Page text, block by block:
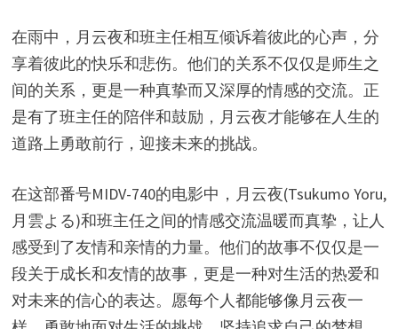
在雨中，月云夜和班主任相互倾诉着彼此的心声，分
享着彼此的快乐和悲伤。他们的关系不仅仅是师生之
间的关系，更是一种真挚而又深厚的情感的交流。正
是有了班主任的陪伴和鼓励，月云夜才能够在人生的
道路上勇敢前行，迎接未来的挑战。
在这部番号MIDV-740的电影中，月云夜(Tsukumo Yoru,
月雲よる)和班主任之间的情感交流温暖而真挚，让人
感受到了友情和亲情的力量。他们的故事不仅仅是一
段关于成长和友情的故事，更是一种对生活的热爱和
对未来的信心的表达。愿每个人都能够像月云夜一